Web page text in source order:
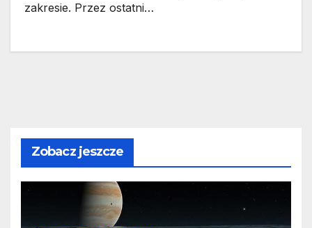
zakresie. Przez ostatni…
Zobacz jeszcze